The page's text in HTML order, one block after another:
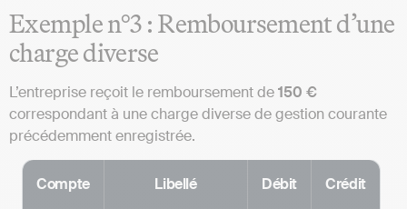
Exemple n°3 : Remboursement d’une
charge diverse
L’entreprise reçoit le remboursement de150 €
correspondant à une charge diverse de gestion courante
précédemment enregistrée.
Compte Libellé Débit Crédit